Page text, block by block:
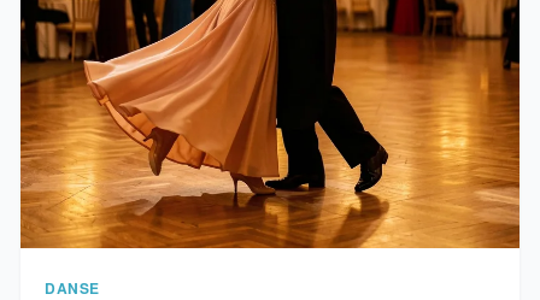
DANSE